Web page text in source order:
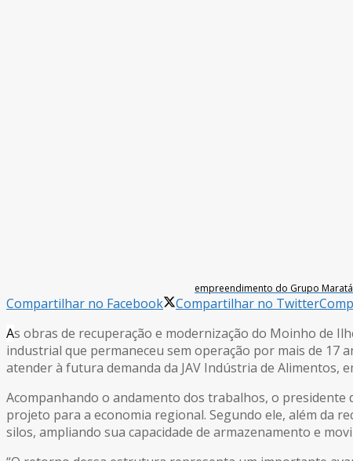
empreendimento do Grupo
Compartilhar no Facebook Compartilhar no Twitter
As obras de recuperação e modernização do Moinho de
industrial que permaneceu sem operação por mais de 17
atender à futura demanda da JAV Indústria de Alimentos,
Acompanhando o andamento dos trabalhos, o presidente
projeto para a economia regional. Segundo ele, além da
silos, ampliando sua capacidade de armazenamento e